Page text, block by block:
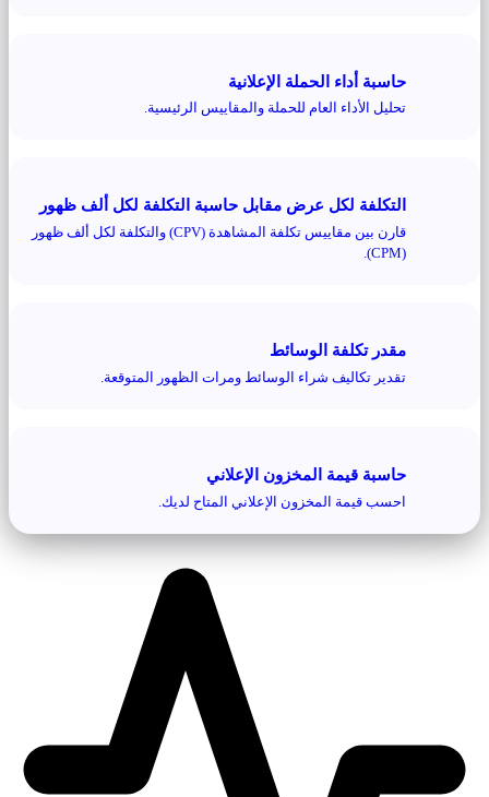
حاسبة أداء الحملة الإعلانية
تحليل الأداء العام للحملة والمقاييس الرئيسية.
التكلفة لكل عرض مقابل حاسبة التكلفة لكل ألف ظهور
قارن بين مقاييس تكلفة المشاهدة (CPV) والتكلفة لكل ألف ظهور
(CPM).
مقدر تكلفة الوسائط
تقدير تكاليف شراء الوسائط ومرات الظهور المتوقعة.
حاسبة قيمة المخزون الإعلاني
احسب قيمة المخزون الإعلاني المتاح لديك.